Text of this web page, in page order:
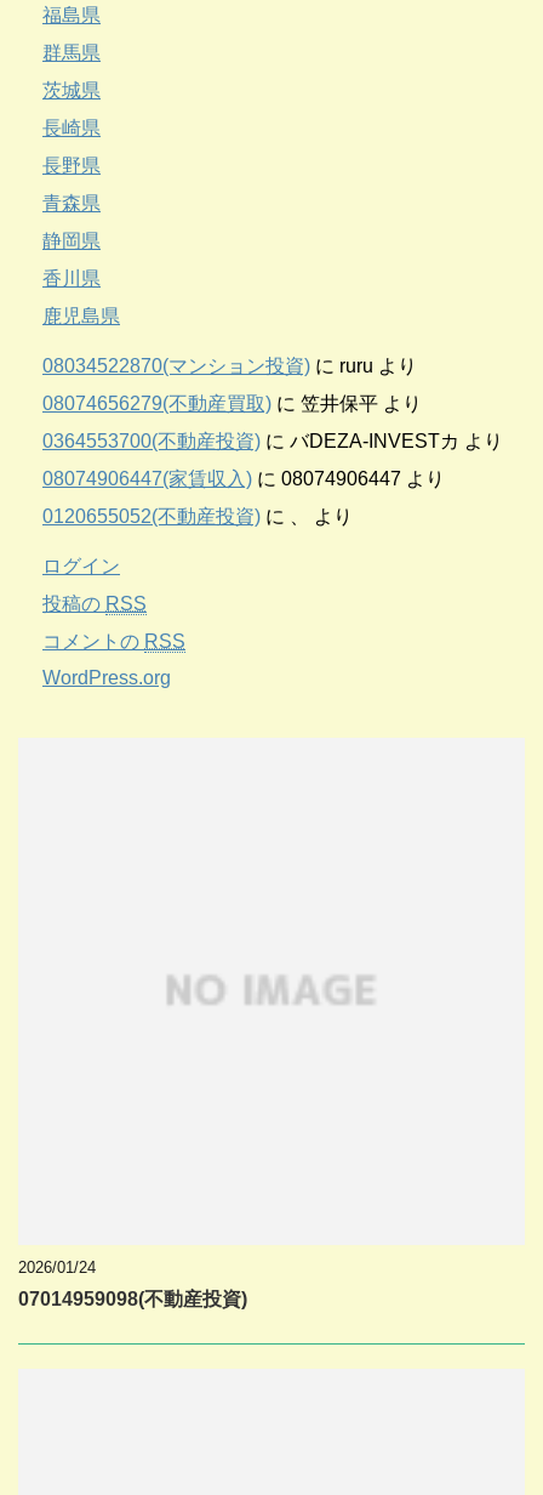
福島県
群馬県
茨城県
長崎県
長野県
青森県
静岡県
香川県
鹿児島県
08034522870(マンション投資) に ruru より
08074656279(不動産買取) に 笠井保平 より
0364553700(不動産投資) に バDEZA-INVESTカ より
08074906447(家賃収入) に 08074906447 より
0120655052(不動産投資) に より
ログイン
投稿の RSS
コメントの RSS
WordPress.org
2026/01/24
07014959098(不動産投資)